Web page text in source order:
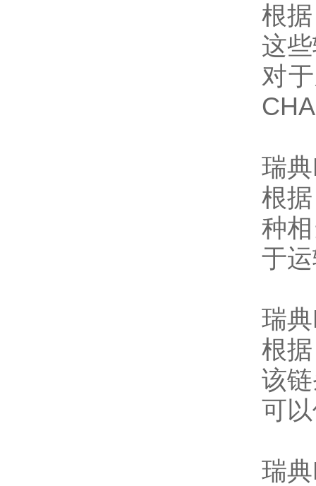
根
这
对
瑞
根
种
于
瑞
根
该
可
瑞